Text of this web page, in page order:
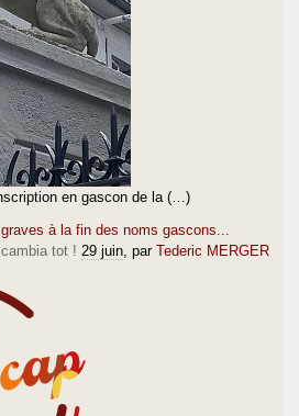
en gascon de la (…)
à la fin des noms gascons...
cambia tot ! 29 juin , par Tederic MERGER